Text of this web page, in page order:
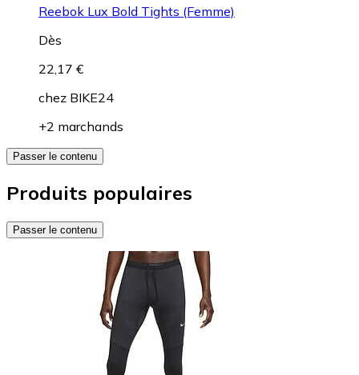
Reebok Lux Bold Tights (Femme)
Dès
22,17 €
chez BIKE24
+2 marchands
Passer le contenu
Produits populaires
Passer le contenu